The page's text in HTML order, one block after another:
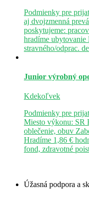
Podmienky pre
aj dvojzmenná
poskytujeme:
hradíme
stravného/odprac.
Junior výrobný
Kdekoľvek
Podmienky pre
Miesto výkonu: SR
oblečenie, obuv
Hradíme 1,86 €
fond, zdravotné
Úžasná podpora a